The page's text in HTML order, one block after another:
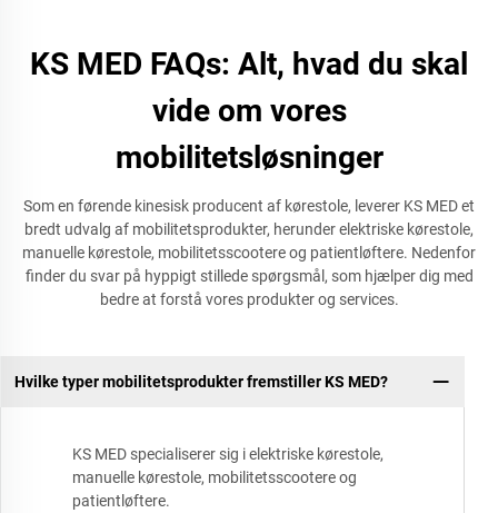
KS MED FAQs: Alt, hvad du skal
vide om vores
mobilitetsløsninger
Som en førende kinesisk producent af kørestole, leverer KS MED et
bredt udvalg af mobilitetsprodukter, herunder elektriske kørestole,
manuelle kørestole, mobilitetsscootere og patientløftere. Nedenfor
finder du svar på hyppigt stillede spørgsmål, som hjælper dig med
bedre at forstå vores produkter og services.
Hvilke typer mobilitetsprodukter fremstiller KS MED?
KS MED specialiserer sig i elektriske kørestole,
manuelle kørestole, mobilitetsscootere og
patientløftere.